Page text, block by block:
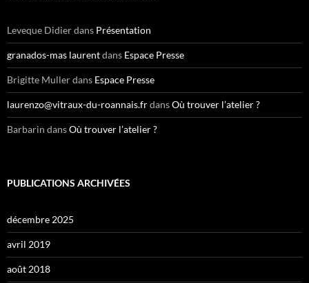
h
e
r
:
Leveque Didierdans Présentation
granados-mas laurentdans Espace Presse
Brigitte Mullerdans Espace Presse
laurenzo@vitraux-du-roannais.frdansOù trouver l’atelier ?
Barbarin dansOù trouver l’atelier ?
PUBLICATIONS ARCHIVÉES
décembre 2025
avril 2019
août 2018